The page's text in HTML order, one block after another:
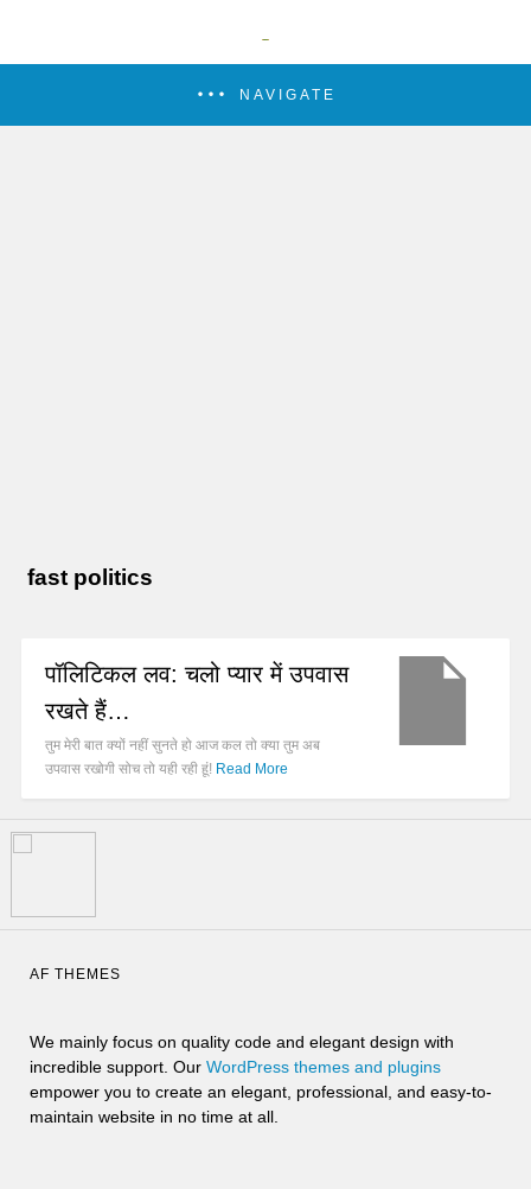
NAVIGATE
fast politics
पॉलिटिकल लव: चलो प्यार में उपवास
रखते हैं…
तुम मेरी बात क्यों नहीं सुनते हो आज कल तो क्या तुम अब
उपवास रखोगी सोच तो यही रही हूं! Read More
AF THEMES
We mainly focus on quality code and elegant design with
incredible support. Our WordPress themes and plugins
empower you to create an elegant, professional, and easy-to-
maintain website in no time at all.